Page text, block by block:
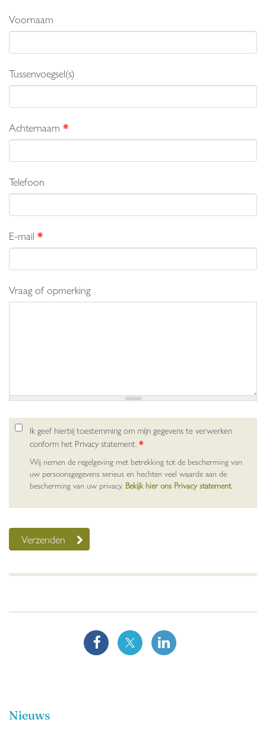
Voornaam
Tussenvoegsel(s)
Achternaam *
Telefoon
E-mail *
Vraag of opmerking
Ik geef hierbij toestemming om mijn gegevens te verwerken
conform het Privacy statement.*
Wij nemen de regelgeving met betrekking tot de bescherming van
uw persoonsgegevens serieus en hechten veel waarde aan de
bescherming van uw privacy. Bekijk hier ons Privacy statement.
Nieuws